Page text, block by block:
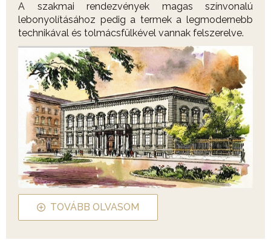
A szakmai rendezvények magas színvonalú
lebonyolításához pedig a termek a legmodernebb
technikával és tolmácsfülkével vannak felszerelve.
TOVÁBB OLVASOM